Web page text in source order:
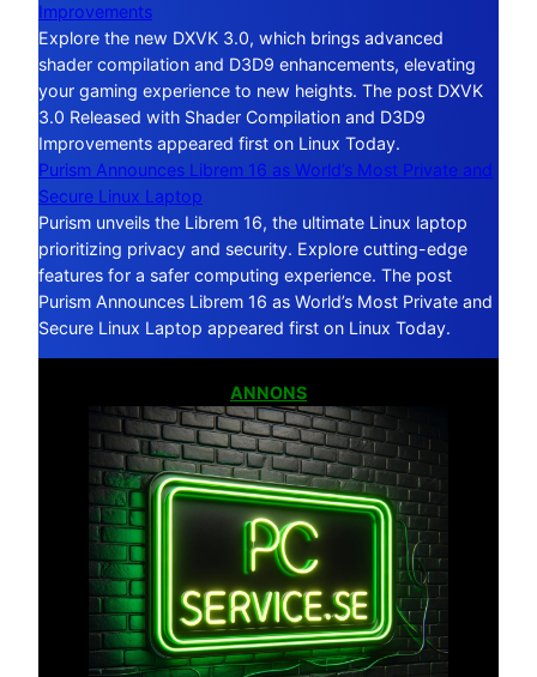
Improvements
Explore the new DXVK 3.0, which brings advanced
shader compilation and D3D9 enhancements, elevating
your gaming experience to new heights. The post DXVK
3.0 Released with Shader Compilation and D3D9
Improvements appeared first on Linux Today.
Purism Announces Librem 16 as World’s Most Private and
Secure Linux Laptop
Purism unveils the Librem 16, the ultimate Linux laptop
prioritizing privacy and security. Explore cutting-edge
features for a safer computing experience. The post
Purism Announces Librem 16 as World’s Most Private and
Secure Linux Laptop appeared first on Linux Today.
ANNONS